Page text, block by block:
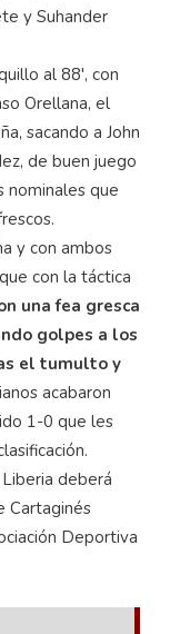
y Suhander
al 88', con
Orellana, el
sacando a John
de buen juego
nominales que
y con ambos
con la táctica
una fea gresca
golpes a los
el tumulto y
acabaron
1-0 que les
deberá
Cartaginés
Deportiva